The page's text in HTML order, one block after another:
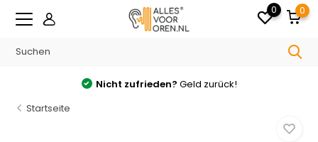
0 0
Nicht zufrieden? Geld zurück!
Startseite